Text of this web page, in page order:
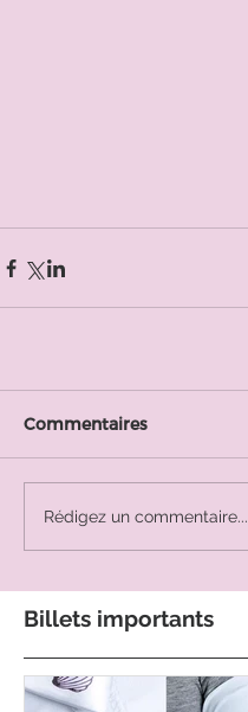
Commentaires
Rédigez un commentaire...
Billets importants